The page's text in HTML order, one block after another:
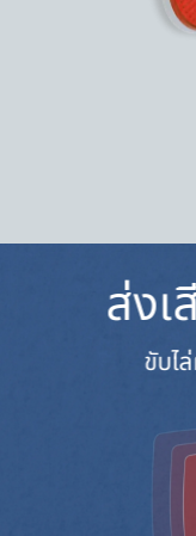
ส่งเ
ขับไ